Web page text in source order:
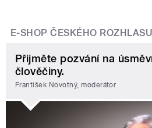
E-SHOP ČESKÉHO ROZHLASU
Přijměte pozvání na
člověčiny.
František Novotný, moderátor